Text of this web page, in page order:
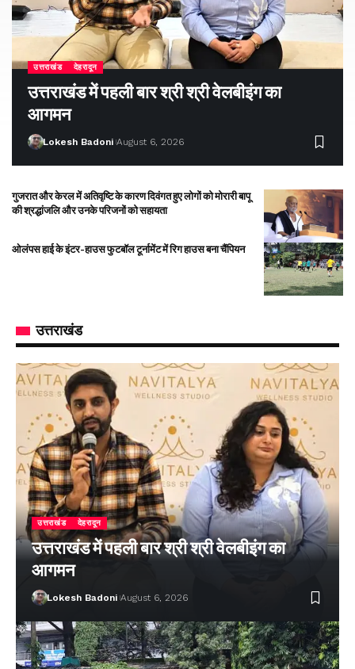
उत्तराखंड देहरादून
उत्तराखंड में पहली बार श्री श्री वेलबीइंग का
आगमन
Lokesh Badoni August 6, 2026
गुजरात और केरल में अतिवृष्टि के कारण दिवंगत हुए लोगों को मोरारी बापू
की श्रद्धांजलि और उनके परिजनों को सहायता
ओलंपस हाई के इंटर-हाउस फुटबॉल टूर्नामेंट में रिग हाउस बना चैंपियन
उत्तराखंड
उत्तराखंड देहरादून
उत्तराखंड में पहली बार श्री श्री वेलबीइंग का
आगमन
Lokesh Badoni August 6, 2026